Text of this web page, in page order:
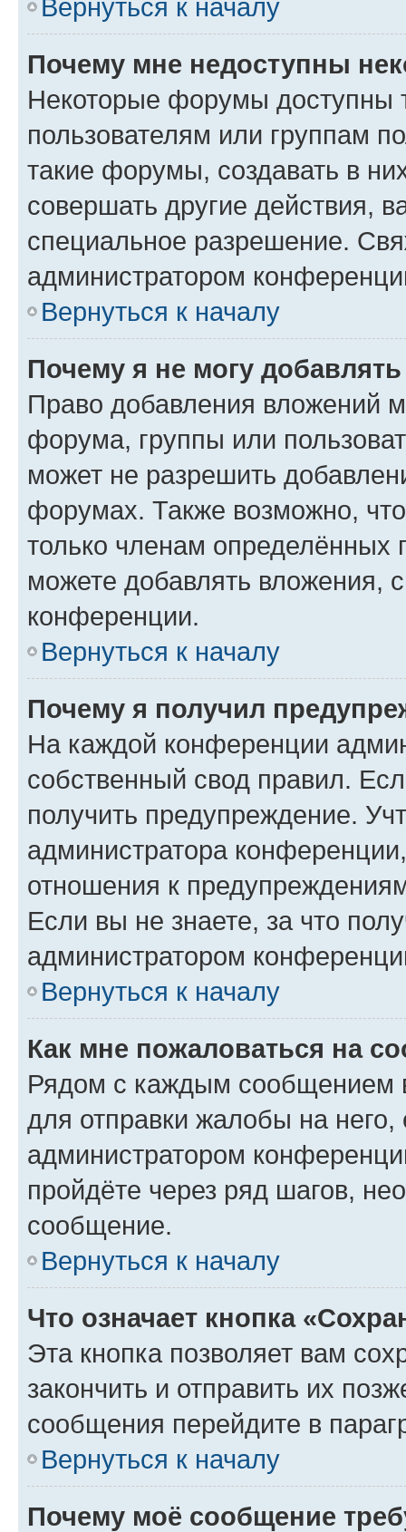
Вернуться к началу
Почему мне недоступны
Некоторые форумы доступны
пользователям или группам
такие форумы, создавать в
совершать другие действия,
специальное разрешение.
администратором
Вернуться к началу
Почему я не могу
Право добавления вложений
форума, группы или
может не разрешить
форумах. Также возможно,
только членам определённых
можете добавлять вложения,
конференции.
Вернуться к началу
Почему я получил
На каждой конференции
собственный свод правил.
получить предупреждение.
администратора
отношения к
Если вы не знаете, за что
администратором
Вернуться к началу
Как мне пожаловаться на
Рядом с каждым сообщением
для отправки жалобы на
администратором
пройдёте через ряд шагов,
сообщение.
Вернуться к началу
Что означает кнопка
Эта кнопка позволяет вам
закончить и отправить их
сообщения перейдите в
Вернуться к началу
Почему моё сообщение